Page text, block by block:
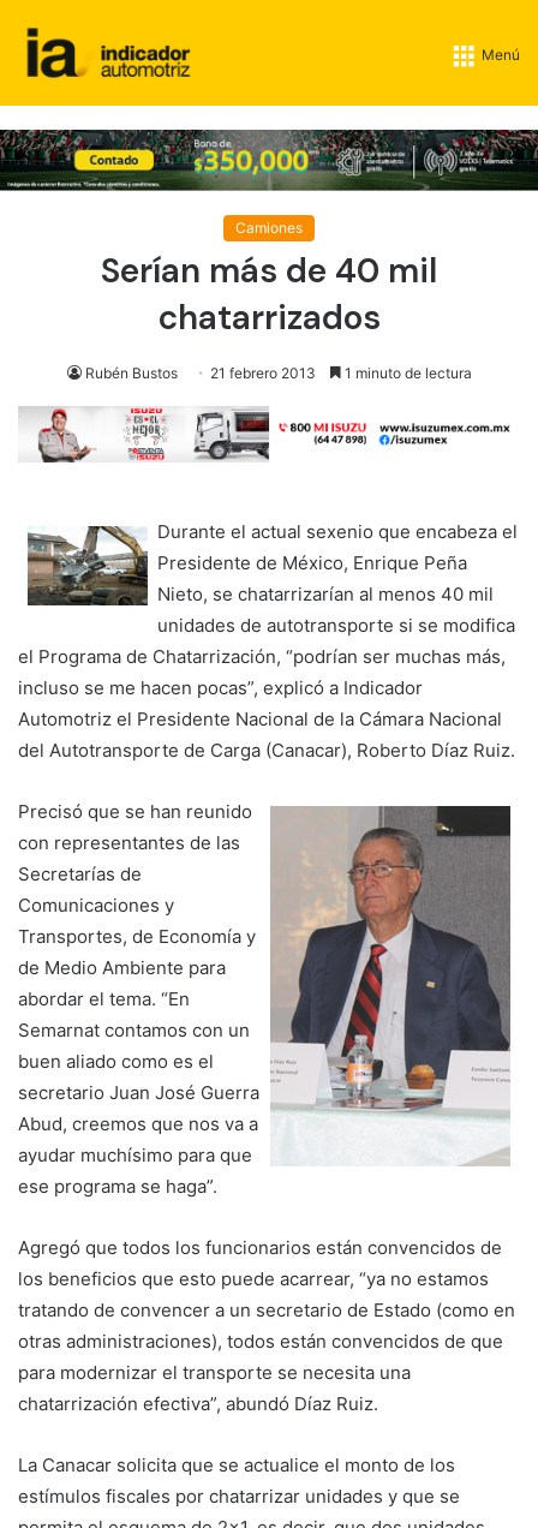
Menú
Camiones
Serían más de 40 mil
chatarrizados
Rubén Bustos 21 febrero 2013 1 minuto de lectura
Durante el actual sexenio que encabeza el
Presidente de México, Enrique Peña
Nieto, se chatarrizarían al menos 40 mil
unidades de autotransporte si se modifica
el Programa de Chatarrización, “podrían ser muchas más,
incluso se me hacen pocas”, explicó a Indicador
Automotriz el Presidente Nacional de la Cámara Nacional
del Autotransporte de Carga (Canacar), Roberto Díaz Ruiz.
Precisó que se han reunido
con representantes de las
Secretarías de
Comunicaciones y
Transportes, de Economía y
de Medio Ambiente para
abordar el tema. “En
Semarnat contamos con un
buen aliado como es el
secretario Juan José Guerra
Abud, creemos que nos va a
ayudar muchísimo para que
ese programa se haga”.
Agregó que todos los funcionarios están convencidos de
los beneficios que esto puede acarrear, “ya no estamos
tratando de convencer a un secretario de Estado (como en
otras administraciones), todos están convencidos de que
para modernizar el transporte se necesita una
chatarrización efectiva”, abundó Díaz Ruiz.
La Canacar solicita que se actualice el monto de los
estímulos fiscales por chatarrizar unidades y que se